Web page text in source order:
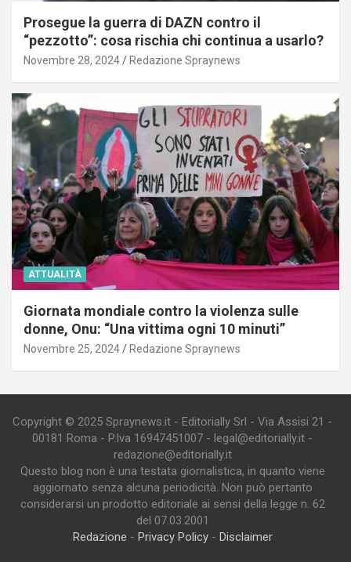
Prosegue la guerra di DAZN contro il
“pezzotto”: cosa rischia chi continua a usarlo?
Novembre 28, 2024 Redazione Spraynews
ATTUALITÀ
Giornata mondiale contro la violenza sulle
donne, Onu: “Una vittima ogni 10 minuti”
Novembre 25, 2024 Redazione Spraynews
Copyright © 2025 Spraynews.it - Editorially Srl - Via Assisi 21 -
00181 Roma - P.Iva 16947451007 - legal@editorially.it -
redazione@editorially.it
Questo blog non è una testata giornalistica, in quanto viene
aggiornato senza alcuna periodicità. Non può pertanto
considerarsi un prodotto editoriale ai sensi della legge n. 62
del 07.03.2001
Redazione - Privacy Policy- Disclaimer